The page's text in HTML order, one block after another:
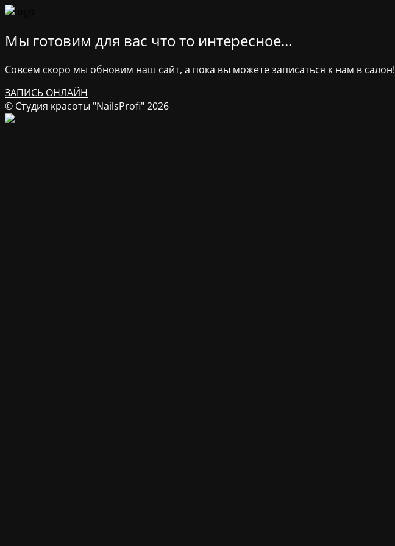
Мы готовим для вас что то интересное...
Совсем скоро мы обновим наш сайт, а пока вы можете записаться к нам в салон!
ЗАПИСЬ ОНЛАЙН
© Студия красоты "NailsProfi" 2026